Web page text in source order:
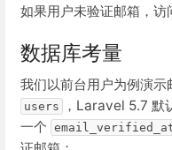
如果用户未验证邮箱，访
数据库考量
我们以前台用户为例演
users ，Laravel 5.7 默
一个